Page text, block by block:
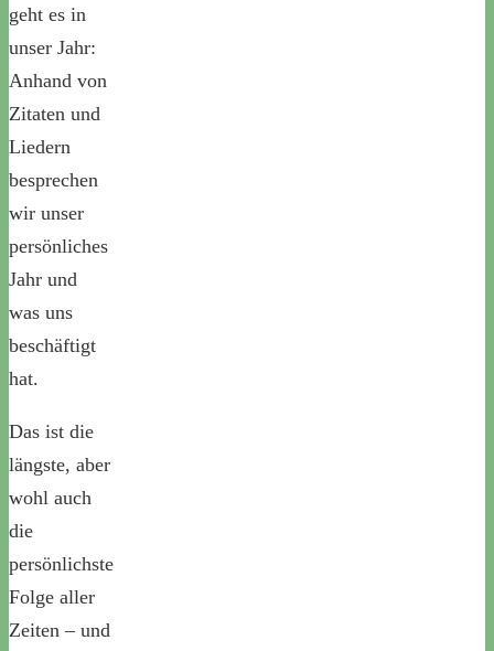
geht es in
unser Jahr:
Anhand von
Zitaten und
Liedern
besprechen
wir unser
persönliches
Jahr und
was uns
beschäftigt
hat.
Das ist die
längste, aber
wohl auch
die
persönlichste
Folge aller
Zeiten – und